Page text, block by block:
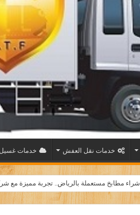
خدمات نقل العفش خدمات غسيل
شراء مطابخ مستعملة بالرياض.. تجربة مميزة مع